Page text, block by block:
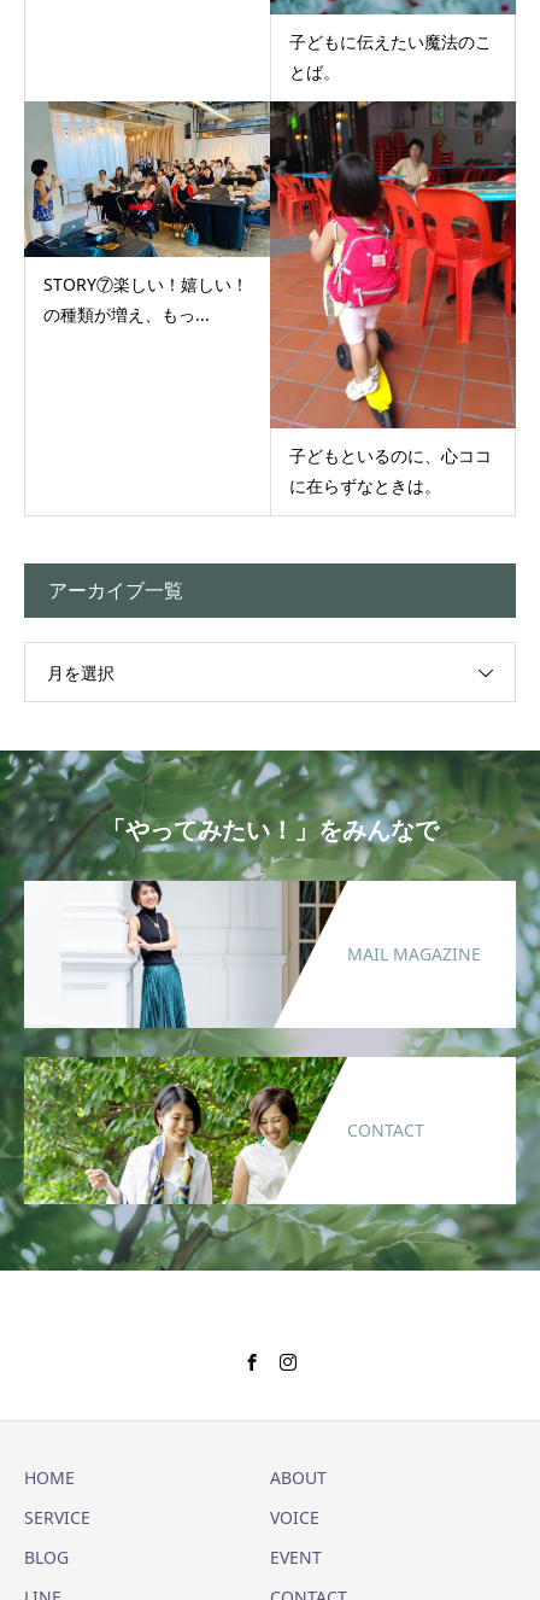
子どもに伝えたい魔法のこ
とば。
STORY⑦楽しい！嬉しい！
の種類が増え、もっ...
子どもといるのに、心ココ
に在らずなときは。
アーカイブ一覧
月を選択
「やってみたい！」をみんなで
MAIL MAGAZINE
CONTACT
HOME
ABOUT
SERVICE
VOICE
BLOG
EVENT